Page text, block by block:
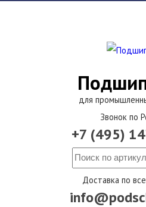
для
Звонок по
+7 (495)
Доставка по